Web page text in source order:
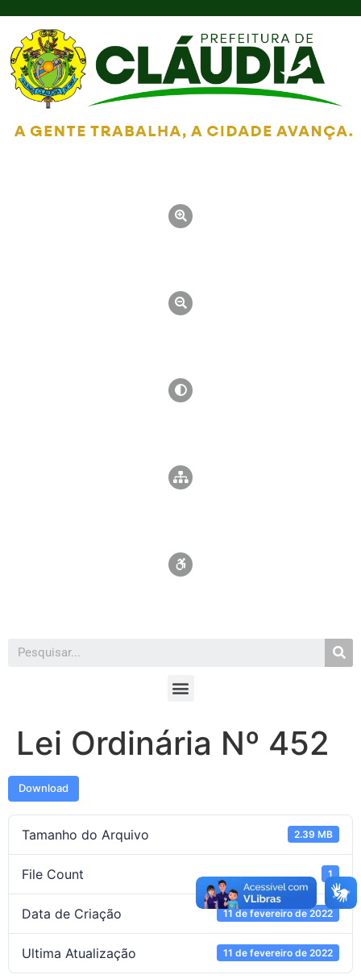
Lei Ordinária Nº 452
Download
Tamanho do Arquivo 2.39 MB
File Count 1
Data de Criação 11 de fevereiro de 2022
Ultima Atualização 11 de fevereiro de 2022